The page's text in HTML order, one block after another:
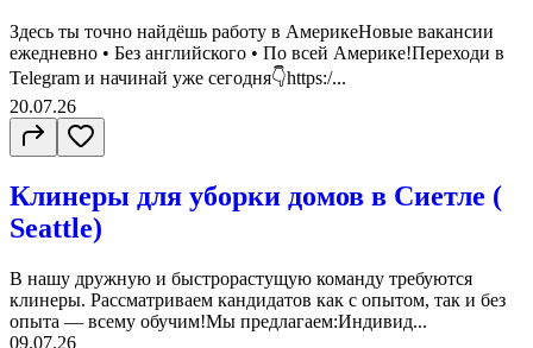
Здесь ты точно найдёшь работу в АмерикеНовые вакансии
ежедневно • Без английского • По всей Америке!Переходи в
Telegram и начинай уже сегодня👇https:/...
20.07.26
Клинеры для уборки домов в Сиетле (
Seattle)
В нашу дружную и быстрорастущую команду требуются
клинеры. Рассматриваем кандидатов как с опытом, так и без
опыта — всему обучим!Мы предлагаем:Индивид...
09.07.26